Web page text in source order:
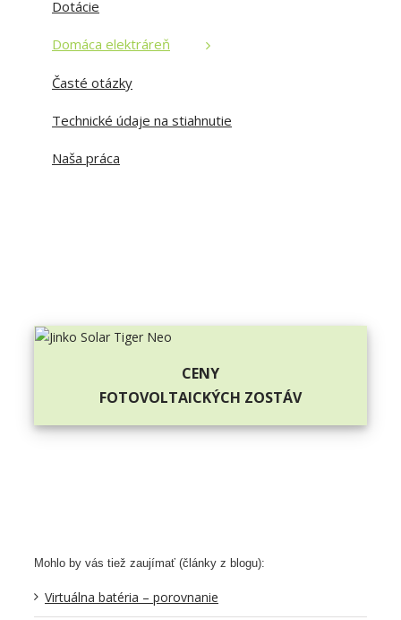
Dotácie
Domáca elektráreň
Časté otázky
Technické údaje na stiahnutie
Naša práca
CENY
FOTOVOLTAICKÝCH ZOSTÁV
Mohlo by vás tiež zaujímať (články z blogu):
Virtuálna batéria – porovnanie